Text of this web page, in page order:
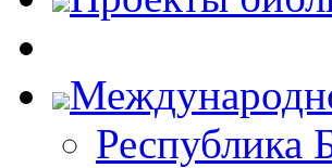
Республика